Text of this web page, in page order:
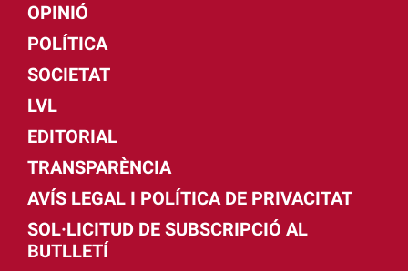
OPINIÓ
POLÍTICA
SOCIETAT
LVL
EDITORIAL
TRANSPARÈNCIA
AVÍS LEGAL I POLÍTICA DE PRIVACITAT
SOL·LICITUD DE SUBSCRIPCIÓ AL
BUTLLETÍ